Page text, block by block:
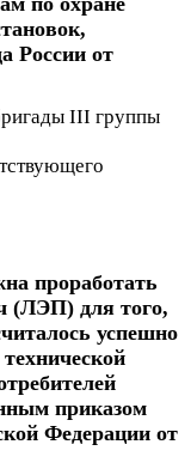
России от
III группы
проработать
(ЛЭП) для того,
успешно
приказом
Федерации от